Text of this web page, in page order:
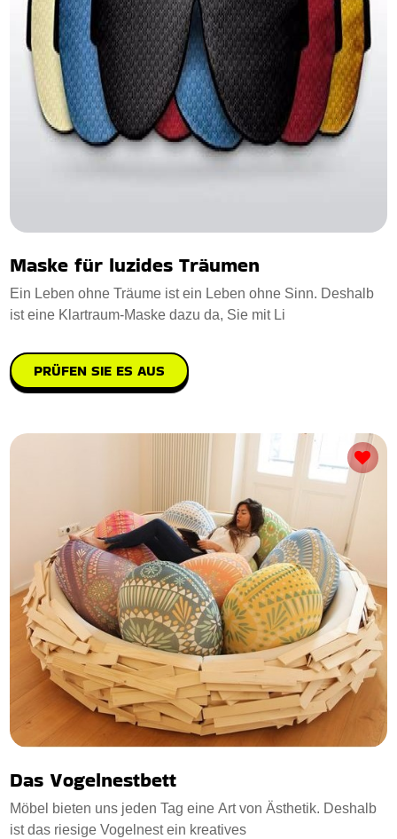
Maske für luzides Träumen
Ein Leben ohne Träume ist ein Leben ohne Sinn. Deshalb
ist eine Klartraum-Maske dazu da, Sie mit Li
PRÜFEN SIE ES AUS
Das Vogelnestbett
Möbel bieten uns jeden Tag eine Art von Ästhetik. Deshalb
ist das riesige Vogelnest ein kreatives